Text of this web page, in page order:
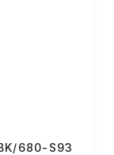
680-S93